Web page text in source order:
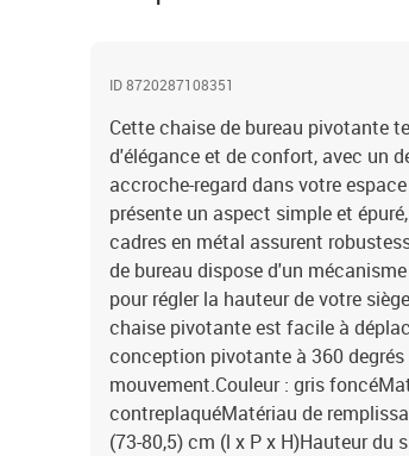
ID 8720287108351
Cette chaise de bureau pivotante
d'élégance et de confort, avec un
accroche-regard dans votre
présente un aspect simple et
cadres en métal assurent
de bureau dispose d'un
pour régler la hauteur de votre
chaise pivotante est facile à
conception pivotante à 360
mouvement.Couleur : gris
contreplaquéMatériau de
(73-80,5) cm (l x P x H)Hauteur du